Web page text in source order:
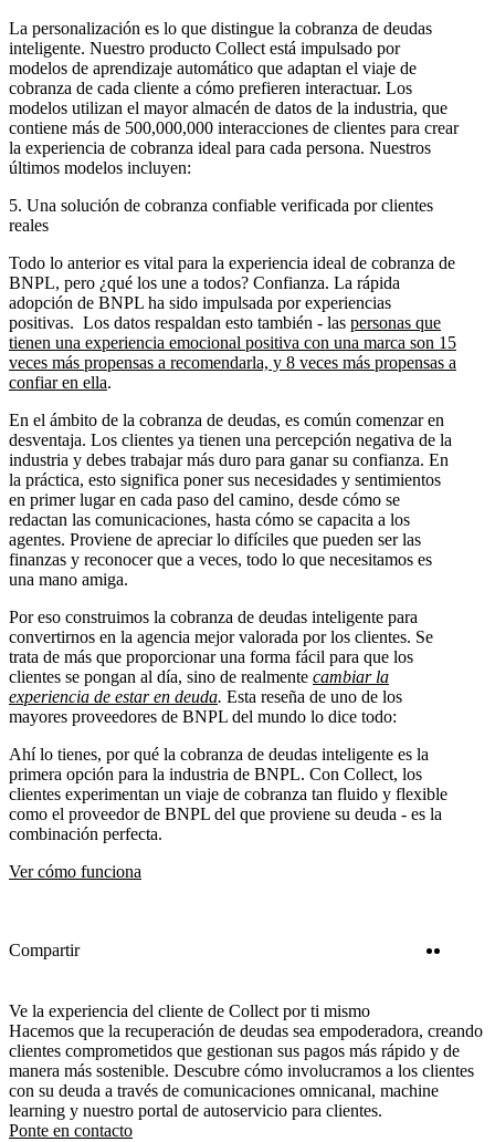
La personalización es lo que distingue la cobranza de deudas
inteligente. Nuestro producto Collect está impulsado por
modelos de aprendizaje automático que adaptan el viaje de
cobranza de cada cliente a cómo prefieren interactuar. Los
modelos utilizan el mayor almacén de datos de la industria, que
contiene más de 500,000,000 interacciones de clientes para crear
la experiencia de cobranza ideal para cada persona. Nuestros
últimos modelos incluyen:
5. Una solución de cobranza confiable verificada por clientes
reales
Todo lo anterior es vital para la experiencia ideal de cobranza de
BNPL, pero ¿qué los une a todos? Confianza. La rápida
adopción de BNPL ha sido impulsada por experiencias
positivas. Los datos respaldan esto también - las personas que
tienen una experiencia emocional positiva con una marca son 15
veces más propensas a recomendarla, y 8 veces más propensas a
confiar en ella.
En el ámbito de la cobranza de deudas, es común comenzar en
desventaja. Los clientes ya tienen una percepción negativa de la
industria y debes trabajar más duro para ganar su confianza. En
la práctica, esto significa poner sus necesidades y sentimientos
en primer lugar en cada paso del camino, desde cómo se
redactan las comunicaciones, hasta cómo se capacita a los
agentes. Proviene de apreciar lo difíciles que pueden ser las
finanzas y reconocer que a veces, todo lo que necesitamos es
una mano amiga.
Por eso construimos la cobranza de deudas inteligente para
convertirnos en la agencia mejor valorada por los clientes. Se
trata de más que proporcionar una forma fácil para que los
clientes se pongan al día, sino de realmente cambiar la
experiencia de estar en deuda. Esta reseña de uno de los
mayores proveedores de BNPL del mundo lo dice todo:
Ahí lo tienes, por qué la cobranza de deudas inteligente es la
primera opción para la industria de BNPL. Con Collect, los
clientes experimentan un viaje de cobranza tan fluido y flexible
como el proveedor de BNPL del que proviene su deuda - es la
combinación perfecta.
Ver cómo funciona
Compartir
Ve la experiencia del cliente de Collect por ti mismo
Hacemos que la recuperación de deudas sea empoderadora, creando
clientes comprometidos que gestionan sus pagos más rápido y de
manera más sostenible. Descubre cómo involucramos a los clientes
con su deuda a través de comunicaciones omnicanal, machine
learning y nuestro portal de autoservicio para clientes.
Ponte en contacto